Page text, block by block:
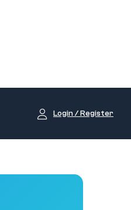
Login / Register